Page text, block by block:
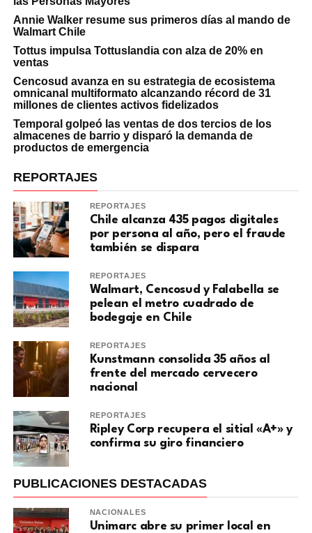
Annie Walker resume sus primeros días al mando de
Walmart Chile
Tottus impulsa Tottuslandia con alza de 20% en
ventas
Cencosud avanza en su estrategia de ecosistema
omnicanal multiformato alcanzando récord de 31
millones de clientes activos fidelizados
Temporal golpeó las ventas de dos tercios de los
almacenes de barrio y disparó la demanda de
productos de emergencia
REPORTAJES
REPORTAJES
Chile alcanza 435 pagos digitales
por persona al año, pero el fraude
también se dispara
REPORTAJES
Walmart, Cencosud y Falabella se
pelean el metro cuadrado de
bodegaje en Chile
REPORTAJES
Kunstmann consolida 35 años al
frente del mercado cervecero
nacional
REPORTAJES
Ripley Corp recupera el sitial «A+» y
confirma su giro financiero
PUBLICACIONES DESTACADAS
NACIONALES
Unimarc abre su primer local en